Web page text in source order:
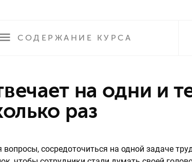
СОДЕРЖАНИЕ КУРСА
раз
сосредоточиться на одной задаче